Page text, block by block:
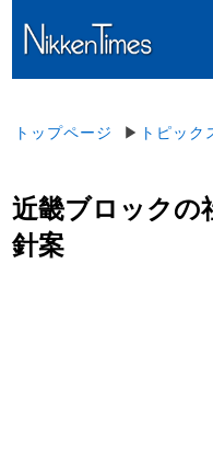
トップページ ▶ トピック
近畿ブロックの
針案